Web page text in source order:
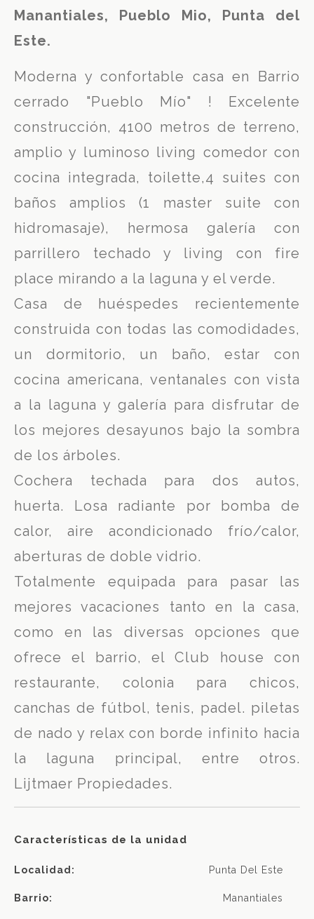
Manantiales, Pueblo Mio, Punta del
Este.
Moderna y confortable casa en Barrio
cerrado "Pueblo Mío" ! Excelente
construcción, 4100 metros de terreno,
amplio y luminoso living comedor con
cocina integrada, toilette,4 suites con
baños amplios (1 master suite con
hidromasaje), hermosa galería con
parrillero techado y living con fire
place mirando a la laguna y el verde.
Casa de huéspedes recientemente
construida con todas las comodidades,
un dormitorio, un baño, estar con
cocina americana, ventanales con vista
a la laguna y galería para disfrutar de
los mejores desayunos bajo la sombra
de los árboles.
Cochera techada para dos autos,
huerta. Losa radiante por bomba de
calor, aire acondicionado frío/calor,
aberturas de doble vidrio.
Totalmente equipada para pasar las
mejores vacaciones tanto en la casa,
como en las diversas opciones que
ofrece el barrio, el Club house con
restaurante, colonia para chicos,
canchas de fútbol, tenis, padel. piletas
de nado y relax con borde infinito hacia
la laguna principal, entre otros.
Lijtmaer Propiedades.
Características de la unidad
Localidad: Punta Del Este
Barrio: Manantiales